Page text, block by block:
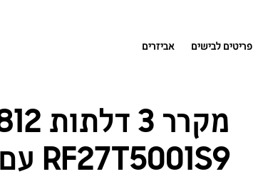
פריטים לבישים אביזרים